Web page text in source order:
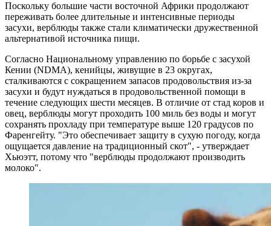
Поскольку большие части восточной Африки продолжают
переживать более длительные и интенсивные периоды
засухи, верблюды также стали климатически дружественной
альтернативой источника пищи.
Согласно Национальному управлению по борьбе с засухой
Кении (NDMA), кенийцы, живущие в 23 округах,
сталкиваются с сокращением запасов продовольствия из-за
засухи и будут нуждаться в продовольственной помощи в
течение следующих шести месяцев. В отличие от стад коров и
овец, верблюды могут проходить 100 миль без воды и могут
сохранять прохладу при температуре выше 120 градусов по
Фаренгейту. "Это обеспечивает защиту в сухую погоду, когда
ощущается давление на традиционный скот", - утверждает
Хьюэтт, потому что "верблюды продолжают производить
молоко".